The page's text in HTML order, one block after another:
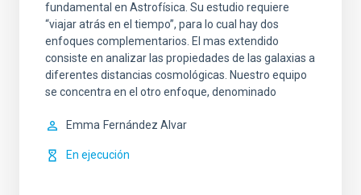
fundamental en Astrofísica. Su estudio requiere
“viajar atrás en el tiempo”, para lo cual hay dos
enfoques complementarios. El mas extendido
consiste en analizar las propiedades de las galaxias a
diferentes distancias cosmológicas. Nuestro equipo
se concentra en el otro enfoque, denominado
Emma Fernández Alvar
En ejecución